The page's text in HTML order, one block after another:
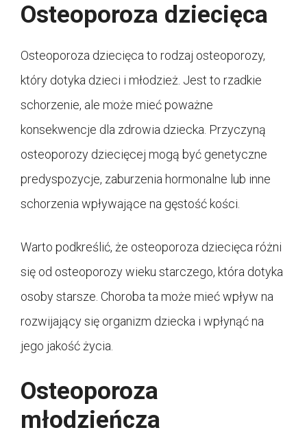
Osteoporoza dziecięca
Osteoporoza dziecięca to rodzaj osteoporozy,
który dotyka dzieci i młodzież. Jest to rzadkie
schorzenie, ale może mieć poważne
konsekwencje dla zdrowia dziecka. Przyczyną
osteoporozy dziecięcej mogą być genetyczne
predyspozycje, zaburzenia hormonalne lub inne
schorzenia wpływające na gęstość kości.
Warto podkreślić, że osteoporoza dziecięca różni
się od osteoporozy wieku starczego, która dotyka
osoby starsze. Choroba ta może mieć wpływ na
rozwijający się organizm dziecka i wpłynąć na
jego jakość życia.
Osteoporoza
młodzieńcza